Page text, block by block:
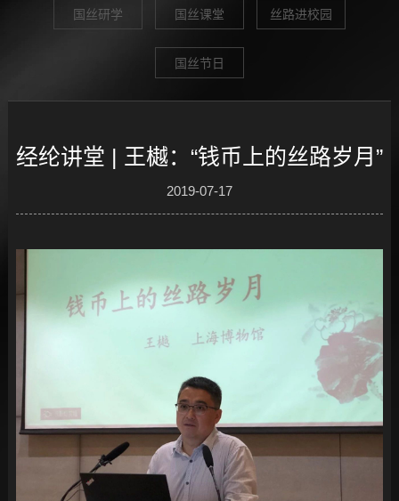
国丝研学 国丝课堂 丝路进校园
国丝节日
经纶讲堂 | 王樾：“钱币上的丝路岁月”
2019-07-17